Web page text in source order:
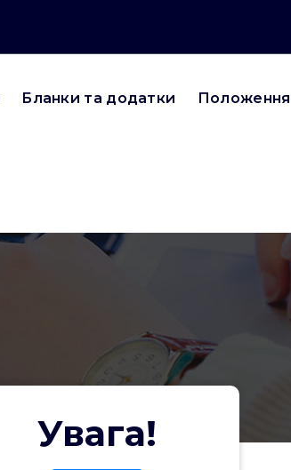
Бланки та додатки Положення
Увага!